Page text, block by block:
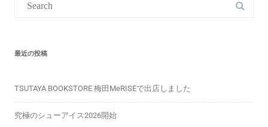
for:
最近の投稿
TSUTAYA BOOKSTORE 梅田MeRISEで出店しました
究極のシューアイス2026開始